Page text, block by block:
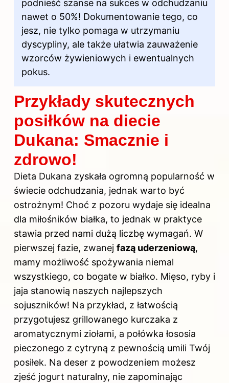
podnieść szanse na sukces w odchudzaniu
nawet o 50%! Dokumentowanie tego, co
jesz, nie tylko pomaga w utrzymaniu
dyscypliny, ale także ułatwia zauważenie
wzorców żywieniowych i ewentualnych
pokus.
Przykłady skutecznych
posiłków na diecie
Dukana: Smacznie i
zdrowo!
Dieta Dukana zyskała ogromną popularność w
świecie odchudzania, jednak warto być
ostrożnym! Choć z pozoru wydaje się idealna
dla miłośników białka, to jednak w praktyce
stawia przed nami dużą liczbę wymagań. W
pierwszej fazie, zwanej fazą uderzeniową,
mamy możliwość spożywania niemal
wszystkiego, co bogate w białko. Mięso, ryby i
jaja stanowią naszych najlepszych
sojuszników! Na przykład, z łatwością
przygotujesz grillowanego kurczaka z
aromatycznymi ziołami, a połówka łososia
pieczonego z cytryną z pewnością umili Twój
posiłek. Na deser z powodzeniem możesz
zjeść jogurt naturalny, nie zapominając